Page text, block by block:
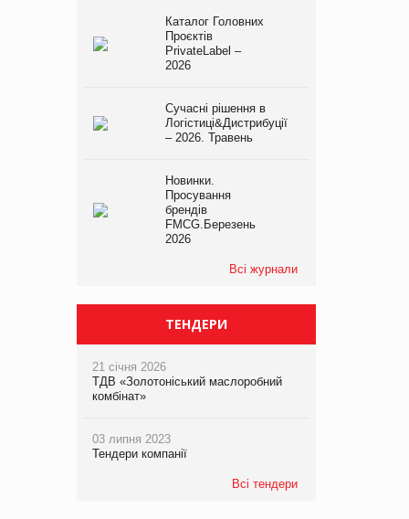
Каталог Головних
Проєктів
PrivateLabel –
2026
Сучасні рішення в
Логістиці&Дистрибуції
– 2026. Травень
Новинки.
Просування
брендів
FMCG.Березень
2026
Всі журнали
ТЕНДЕРИ
21 січня 2026
ТДВ «Золотоніський маслоробний
комбінат»
03 липня 2023
Тендери компанії
Всі тендери